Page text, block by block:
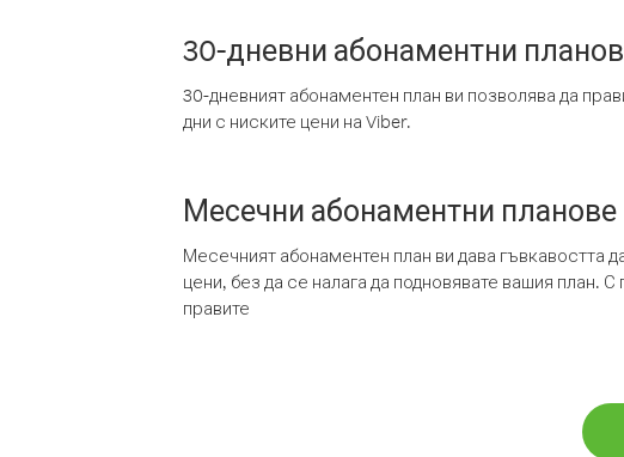
30-дневни абонаментни
30-дневният абонаментен план ви позволява да
дни с ниските цени на Viber.
Месечни абонаментни планове
Месечният абонаментен план ви дава гъвкавостта
цени, без да се налага да подновявате вашия план.
правите